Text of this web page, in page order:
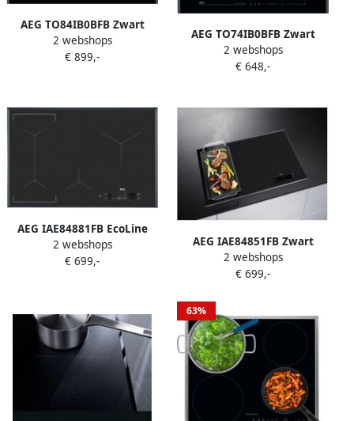
AEG TO84IB0BFB Zwart
Ingebouwd 80 cm
Inductiekookplaat zones 4
2 webshops
€ 899,-
AEG TO74IB0BFB Zwart
Ingebouwd 71 cm
Inductiekookplaat zones 4
2 webshops
€ 648,-
AEG IAE84881FB EcoLine
Inductie kookplaat
2 webshops
€ 699,-
AEG IAE84851FB Zwart
Ingebouwd 78 cm
Inductiekookplaat zones 4
2 webshops
€ 699,-
63%